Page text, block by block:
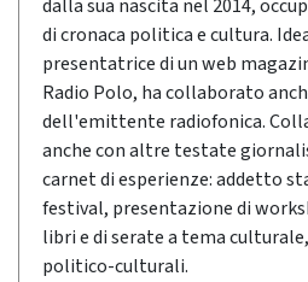
dalla sua nascita nel 2014,
di cronaca politica e cultura.
presentatrice di un web
Radio Polo, ha collaborato
dell'emittente radiofonica.
anche con altre testate
carnet di esperienze: addetto
festival, presentazione di
libri e di serate a tema
politico-culturali.